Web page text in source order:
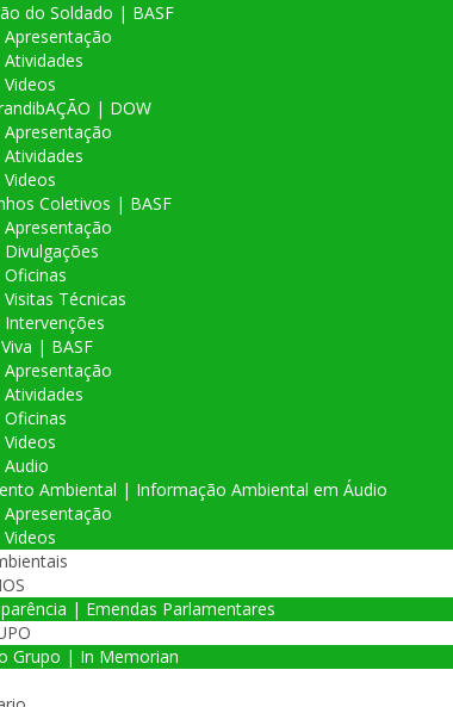
do Soldado | BASF
Apresentação
Atividades
Videos
| DOW
Apresentação
Atividades
Videos
Coletivos | BASF
Apresentação
Divulgações
Oficinas
Visitas Técnicas
Intervenções
| BASF
Apresentação
Atividades
Oficinas
Videos
Audio
Ambiental | Informação Ambiental em Áudio
Apresentação
Videos
| Emendas Parlamentares
Grupo | In Memorian